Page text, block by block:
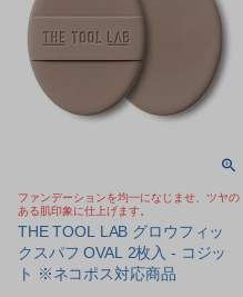
ファンデーションを均一になじませ、ツヤの
ある肌印象に仕上げます。
THE TOOL LAB グロウフィッ
クスパフ OVAL 2枚入 - コジッ
ト ※ネコポス対応商品